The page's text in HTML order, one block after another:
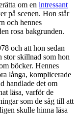
om en intressant
på scenen. Hon står
och hennes
rosa bakgrunden.
och att hon sedan
stor skillnad som hon
böcker. Hennes
långa, komplicerade
handlade det om
läsa, varför de
som de såg till att
skulle hinna läsa